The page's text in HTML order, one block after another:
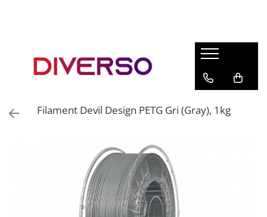
ASA
Filament Devil Design PETG Gri (Gray), 1kg